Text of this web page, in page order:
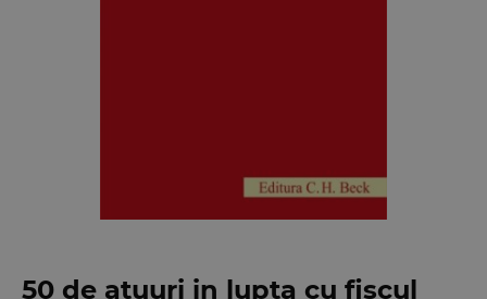
50 de atuuri in lupta cu fiscul